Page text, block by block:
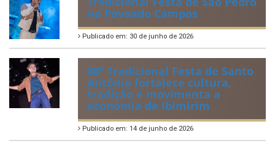
Quadrilhas Juninas de
Ibimirim mantêm viva a
tradição e representam o
munícipio em Pernambuco
Publicado em: 2 de julho de 2026
Tradicional Festa de São Pedro
no Povoado Campos